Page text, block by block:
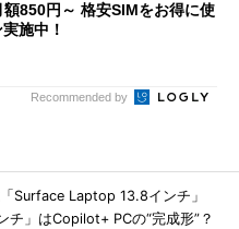
額850円～ 格安SIMをお得に使
施中！
Recommended by
Surface Laptop 13.8インチ」
チ」はCopilot+ PCの“完成形”？